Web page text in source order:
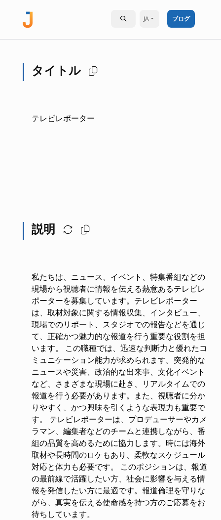
JA ブログ
タイトル
テレビレポーター
説明
私たちは、ニュース、イベント、特集番組などの
現場から視聴者に情報を伝える熱意あるテレビレ
ポーターを募集しています。テレビレポーター
は、取材対象に関する情報収集、インタビュー、
現場でのリポート、スタジオでの報告などを通じ
て、正確かつ魅力的な報道を行う重要な役割を担
います。 この職種では、迅速な判断力と優れたコ
ミュニケーション能力が求められます。突発的な
ニュースや災害、政治的な出来事、文化イベント
など、さまざまな現場に赴き、リアルタイムでの
報道を行う必要があります。また、視聴者に分か
りやすく、かつ興味を引くような表現力も重要で
す。 テレビレポーターは、プロデューサーやカメ
ラマン、編集者などのチームと連携しながら、番
組の品質を高めるために協力します。時には海外
取材や長時間のロケもあり、柔軟なスケジュール
対応と体力も必要です。 このポジションは、報道
の最前線で活躍したい方、社会に影響を与える情
報を発信したい方に最適です。報道倫理を守りな
がら、真実を伝える使命感を持つ方のご応募をお
待ちしています。